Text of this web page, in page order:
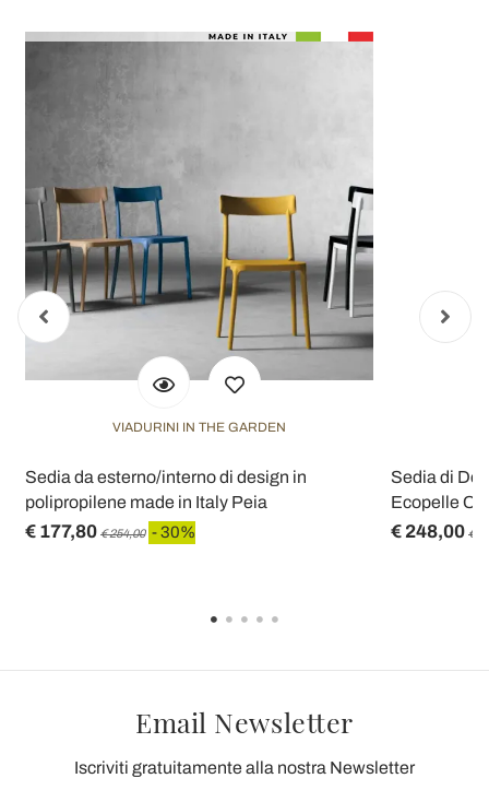
VIADURINI IN THE GARDEN
Sedia da esterno/interno di design in
polipropilene made in Italy Peia
€ 177,80 € 254,00 - 30%
Sedia di
Ecopelle
€ 248,00 €
Email Newsletter
Iscriviti gratuitamente alla nostra Newsletter